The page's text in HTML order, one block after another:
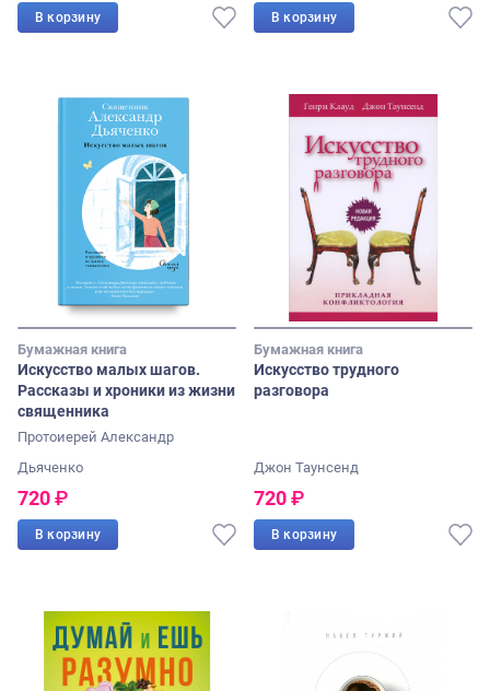
В корзину В корзину
Бумажная книга
Искусство малых шагов.
Рассказы и хроники из жизни
священника
Протоиерей Александр
Дьяченко
720₽
В корзину
Бумажная книга
Искусство трудного
разговора
Джон Таунсенд
720₽
В корзину